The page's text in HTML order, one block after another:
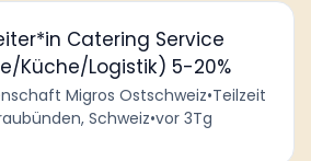
Catering Service
Küche/Logistik) 5-20%
Migros Ostschweiz•Teilzeit
Schweiz•vor 3Tg